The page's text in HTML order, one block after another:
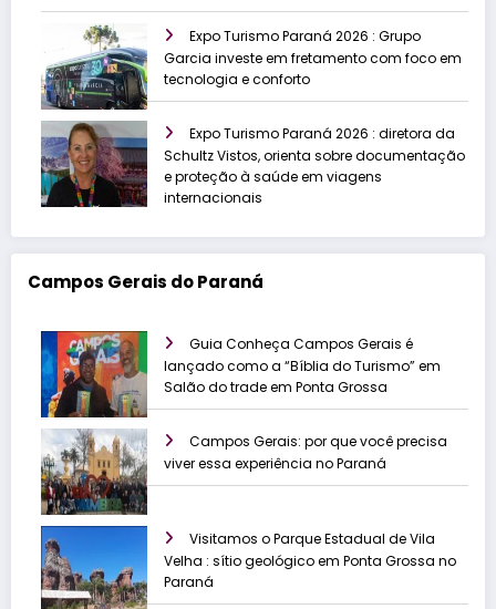
Expo Turismo Paraná 2026 : Grupo
Garcia investe em fretamento com foco em
tecnologia e conforto
Expo Turismo Paraná 2026 : diretora da
Schultz Vistos, orienta sobre documentação
e proteção à saúde em viagens
internacionais
Campos Gerais do Paraná
Guia Conheça Campos Gerais é
lançado como a “Bíblia do Turismo” em
Salão do trade em Ponta Grossa
Campos Gerais: por que você precisa
viver essa experiência no Paraná
Visitamos o Parque Estadual de Vila
Velha : sítio geológico em Ponta Grossa no
Paraná